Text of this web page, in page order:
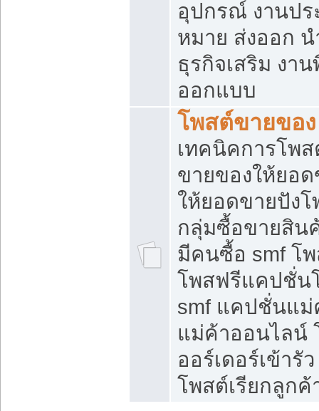
อุปกรณ์ งานป
หมาย ส่งออก น
ธุรกิจเสริม งา
ออกแบบ
โพสต์ขายของ
เทคนิคการโพ
ขายของให้ยอ
ให้ยอดขายปัง
กลุ่มซื้อขายสิน
มีคนซื้อ smf โ
โพสฟรีแคปชั่น
smf แคปชั่นแ
แม่ค้าออนไลน์
ออร์เดอร์เข้ารั
โพสต์เรียกลูกค้